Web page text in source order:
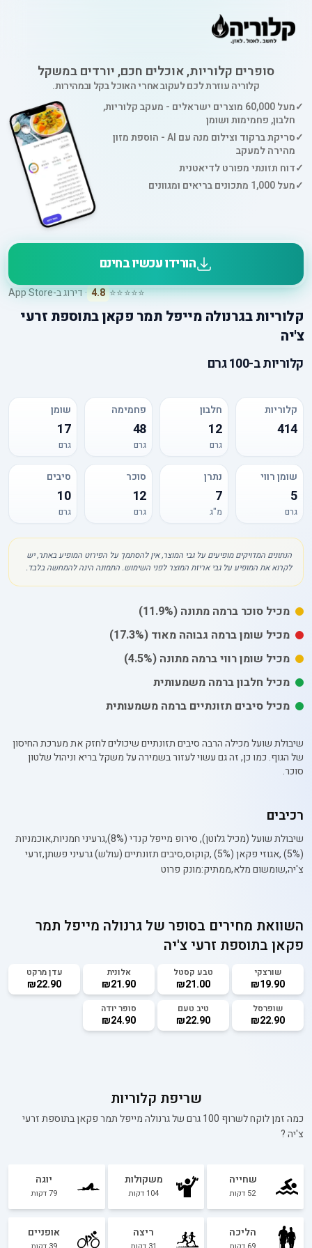
סופרים קלוריות, אוכלים חכם, יורדים במשקל
קלוריה עוזרת לכם לעקוב אחרי האוכל בקל ובמהירות.
✓
מעל 60,000 מוצרים ישראלים - מעקב קלוריות,
חלבון, פחמימות ושומן
✓
סריקת ברקוד וצילום מנה עם AI - הוספת מזון
מהירה למעקב
✓דוח תזונתי מפורט לדיאטנית
✓מעל 1,000 מתכונים בריאים ומגוונים
הורידו עכשיו בחינם
⭐⭐⭐⭐⭐
4.8 · דירוג ב-App Store
קלוריותבגרנולה מייפל תמר פקאן בתוספת זרעי
צ'יה
קלוריותב-100 גרם
קלוריות
414
חלבון
12
גרם
פחמימה
48
גרם
שומן
17
גרם
שומן רווי
5
גרם
נתרן
7
מ"ג
סוכר
12
גרם
סיבים
10
גרם
הנתונים המדויקים מופיעים על גבי המוצר, אין להסתמך על הפירוט המופיע באתר, יש
לקרוא את המופיע על גבי אריזת המוצר לפני השימוש. התמונה הינה להמחשה בלבד.
מכיל סוכר ברמה מתונה (11.9%)
מכיל שומןברמה גבוהה מאוד (17.3%)
מכיל שומן רוויברמה מתונה (4.5%)
מכיל חלבון ברמה משמעותית
מכיל סיבים תזונתיים ברמה משמעותית
שיבולת שועל מכילה הרבה סיבים תזונתיים שיכולים לחזק את מערכת החיסון
של הגוף. כמו כן, זה גם עשוי לעזור בשמירה על משקל בריא וניהול שלטון
סוכר.
רכיבים
שיבולת שועל (מכיל גלוטן), סירופ מייפל קנדי (8%),גרעיני חמניות,אוכמניות
(5%) ,אגוזי פקאן (5%) ,קוקוס,סיבים תזונתיים (עולש) גרעיני פשתן,זרעי
צ'יה,שומשום מלא,ממתיק:מונק פרוט
השוואת מחירים בסופר של גרנולה מייפל תמר
פקאן בתוספת זרעי צ'יה
שורצקי
₪19.90
טבע קסטל
₪21.00
אלונית
₪21.90
עדן מרקט
₪22.90
שופרסל
₪22.90
טיב טעם
₪22.90
סופר יודה
₪24.90
שריפת קלוריות
כמה זמן לוקח לשרוף 100 גרם של
גרנולה מייפל תמר פקאן בתוספת זרעי
צ'יה?
שחייה
52 דקות
משקולות
104 דקות
יוגה
79דקות
הליכה ריצה אופניים